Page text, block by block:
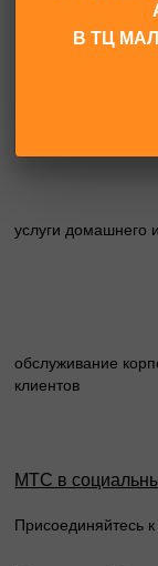
У вас есть
help@mts.by
услуги домашнего
обслуживание
клиентов
МТС в
Присоединяйтесь
В ТЦ